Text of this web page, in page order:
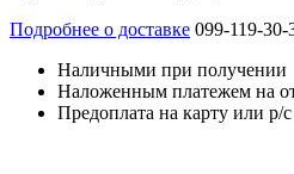
Подробнее о доставке 099-119-30-
Наличными при получении
Наложенным платежем на
Предоплата на карту или р/с